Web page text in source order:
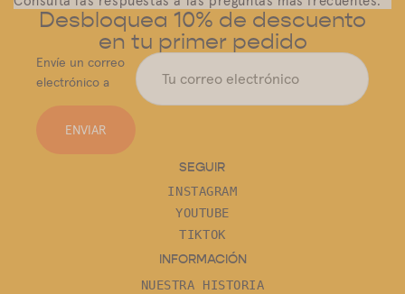
Desbloquea 10% de descuento
en tu primer pedido
Envíe un correo
electrónico a
ENVIAR
SEGUIR
INSTAGRAM
YOUTUBE
TIKTOK
INFORMACIÓN
NUESTRA HISTORIA